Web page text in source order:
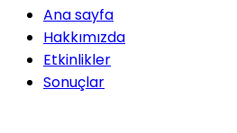
Ana sayfa
Hakkımızda
Etkinlikler
Sonuçlar